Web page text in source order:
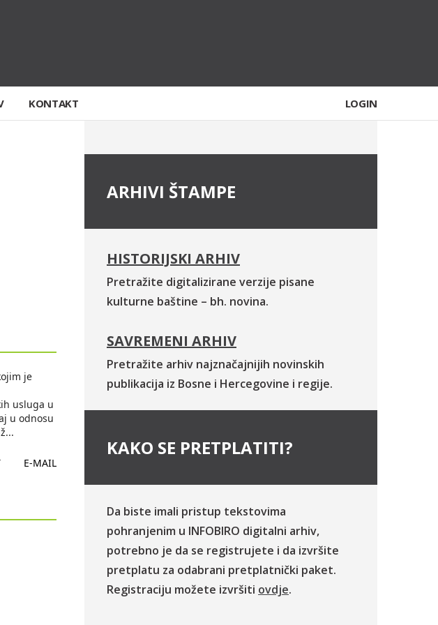
KONTAKT LOGIN
je
usluga u
u odnosu
...
E-MAIL
ARHIVI ŠTAMPE
HISTORIJSKI ARHIV
Pretražite digitalizirane verzije pisane
kulturne baštine – bh. novina.
SAVREMENI ARHIV
Pretražite arhiv najznačajnijih novinskih
publikacija iz Bosne i Hercegovine i regije.
KAKO SE PRETPLATITI?
Da biste imali pristup tekstovima
pohranjenim u INFOBIRO digitalni arhiv,
potrebno je da se registrujete i da izvršite
pretplatu za odabrani pretplatnički paket.
Registraciju možete izvršiti ovdje.